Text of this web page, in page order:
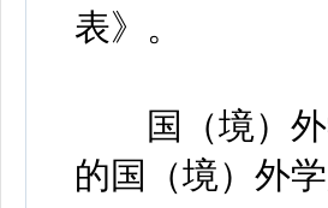
表》。
国（境）外
的国（境）外